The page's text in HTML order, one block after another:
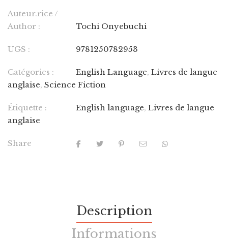
Auteur.rice /
Author :
Tochi Onyebuchi
UGS : 9781250782953
Catégories : English Language, Livres de langue
anglaise, Science Fiction
Étiquette : English language, Livres de langue
anglaise
Share
Description
Informations